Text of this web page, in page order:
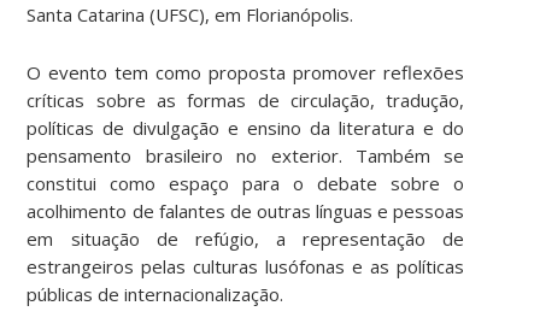
Santa Catarina (UFSC), em Florianópolis.
O evento tem como proposta promover reflexões
críticas sobre as formas de circulação, tradução,
políticas de divulgação e ensino da literatura e do
pensamento brasileiro no exterior. Também se
constitui como espaço para o debate sobre o
acolhimento de falantes de outras línguas e pessoas
em situação de refúgio, a representação de
estrangeiros pelas culturas lusófonas e as políticas
públicas de internacionalização.